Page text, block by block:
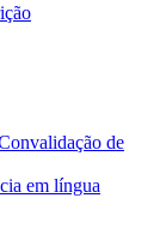
de
em língua